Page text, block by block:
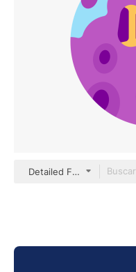
Detailed Flat Circular Flat